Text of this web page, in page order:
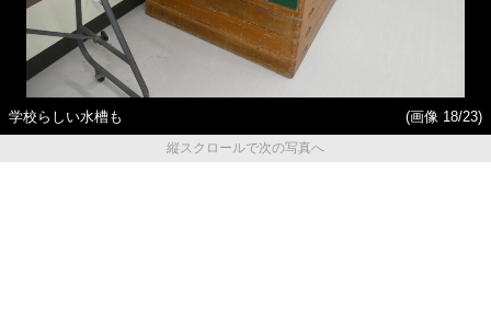
学校らしい水槽も
(画像 18/23)
縦スクロールで次の写真へ